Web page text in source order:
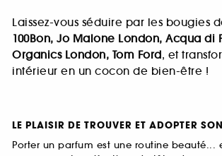
Laissez-vous séduire par les bougies
100Bon, Jo Malone London, Acqua di
Organics London, Tom Ford, et
intérieur en un cocon de bien-être !
LE PLAISIR DE TROUVER ET ADOPTER
Porter un parfum est une routine beauté...